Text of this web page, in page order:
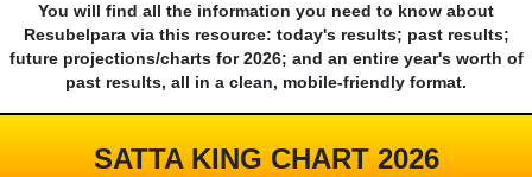
You will find all the information you need to know about
Resubelpara via this resource: today's results; past results;
future projections/charts for 2026; and an entire year's worth of
past results, all in a clean, mobile-friendly format.
SATTA KING CHART 2026